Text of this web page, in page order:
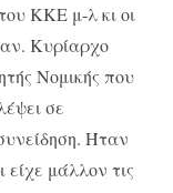
ΚΚΕ μ-λ κι οι
Κυρίαρχο
Νομικής που
σε
Ήταν
μάλλον τις